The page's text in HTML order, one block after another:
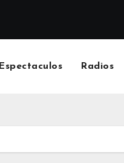
Espectaculos Radios